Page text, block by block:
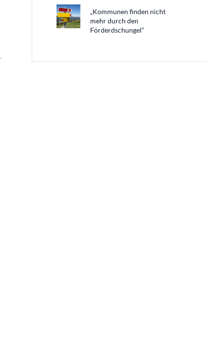
„Kommunen finden nicht
mehr durch den
Förderdschungel“